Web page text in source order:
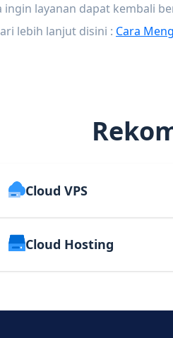
ingin layanan dapat kembali
lebih lanjut disini : Cara
Cloud VPS
Cloud Hosting